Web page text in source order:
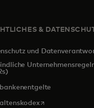
geöffnet
&
und
wird in einer